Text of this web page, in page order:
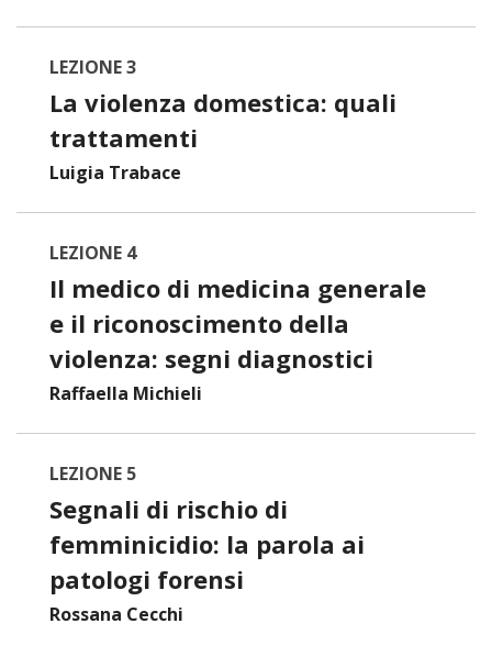
LEZIONE 3
La violenza domestica: quali
trattamenti
Luigia Trabace
LEZIONE 4
Il medico di medicina generale
e il riconoscimento della
violenza: segni diagnostici
Raffaella Michieli
LEZIONE 5
Segnali di rischio di
femminicidio: la parola ai
patologi forensi
Rossana Cecchi